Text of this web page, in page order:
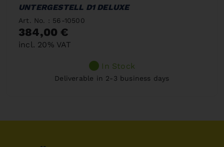
UNTERGESTELL D1 DELUXE
Art. No. : 56-10500
384,00 €
incl. 20% VAT
In Stock
Deliverable in 2-3 business days